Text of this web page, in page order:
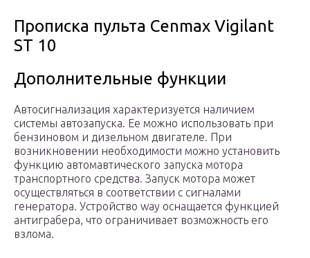
Прописка пульта Cenmax Vigilant
ST 10
Дополнительные функции
Автосигнализация характеризуется наличием
системы автозапуска. Ее можно использовать при
бензиновом и дизельном двигателе. При
возникновении необходимости можно установить
функцию автомавтического запуска мотора
транспортного средства. Запуск мотора может
осуществляться в соответствии с сигналами
генератора. Устройство way оснащается функцией
антиграбера, что ограничивает возможность его
взлома.